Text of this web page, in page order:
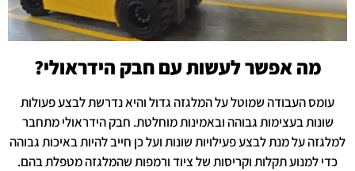
מה אפשר לעשות עם חבק הידראולי?
עומס העבודה שמוטל על המלגזה גדול והיא נדרשת לבצע פעולות
שונות בעצימות גבוהה ובאמינות מוחלטת. חבק הידראולי מתחבר
למלגזה על מנת לבצע פעילויות שונות ועל כן חייב להיות באיכות גבוהה
כדי למנוע תקלות וקריסות של ציוד ורמפות שהמלגזה מטפלת בהם.